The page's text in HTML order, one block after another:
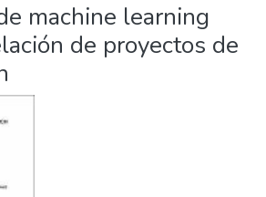
machine learning
de proyectos de